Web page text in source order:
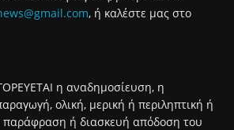
, ή καλέστε μας στο
η αναδημοσίευση, η
ολική, μερική ή περιληπτική ή
παράφραση ή διασκευή απόδοση του